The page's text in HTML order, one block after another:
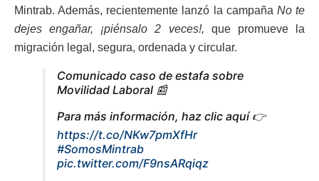
Mintrab. Además, recientemente lanzó la campaña No te
dejes engañar, ¡piénsalo 2 veces!, que promueve la
migración legal, segura, ordenada y circular.
Comunicado caso de estafa sobre
Movilidad Laboral 📰
Para más información, haz clic aquí 👉
https://t.co/NKw7pmXfHr
#SomosMintrab
pic.twitter.com/F9nsARqiqz